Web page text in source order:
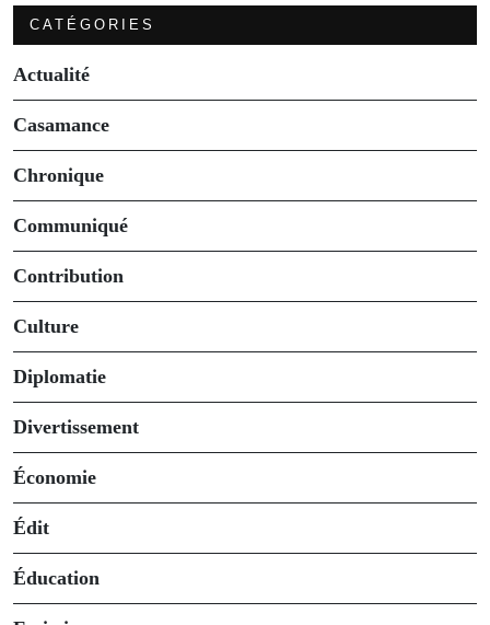
CATÉGORIES
Actualité
Casamance
Chronique
Communiqué
Contribution
Culture
Diplomatie
Divertissement
Économie
Édit
Éducation